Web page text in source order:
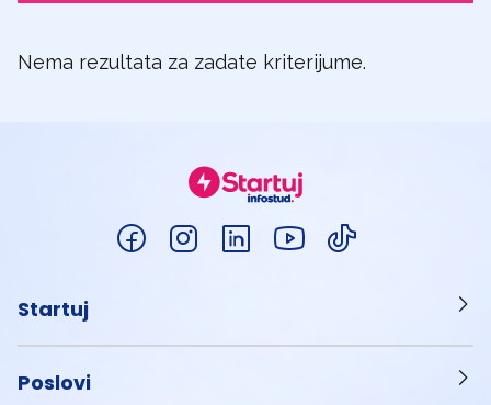
Nema rezultata za zadate kriterijume.
Startuj
Poslovi